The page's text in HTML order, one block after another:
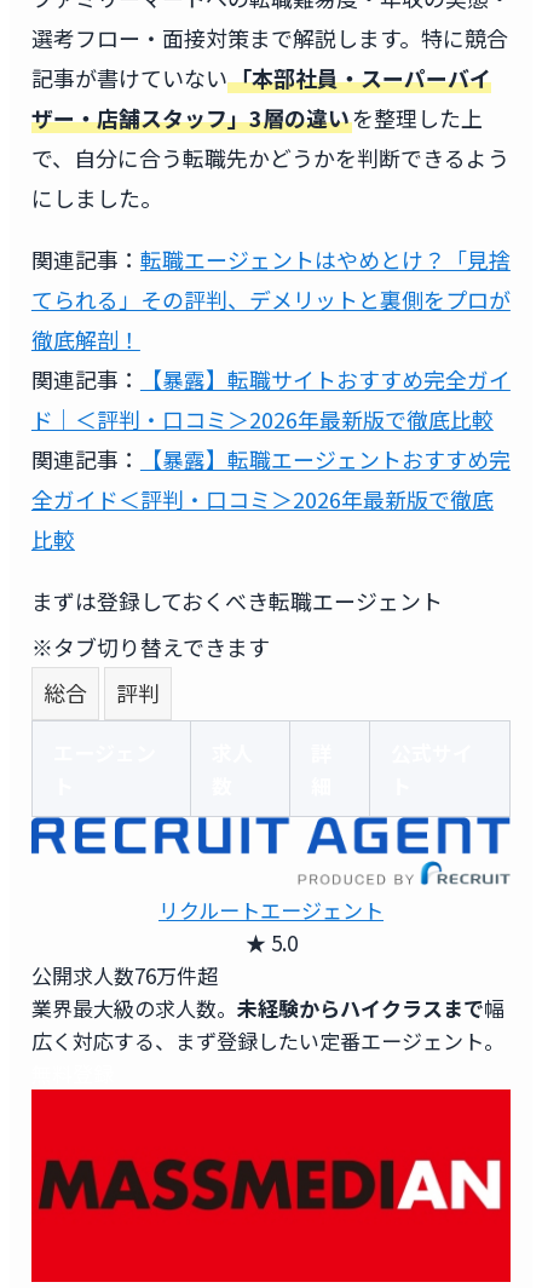
選考フロー・面接対策まで解説します。特に競合
記事が書けていない「本部社員・スーパーバイ
ザー・店舗スタッフ」3層の違いを整理した上
で、自分に合う転職先かどうかを判断できるよう
にしました。
関連記事： 転職エージェントはやめとけ？「見捨
てられる」その評判、デメリットと裏側をプロが
徹底解剖！
関連記事：
【暴露】転職サイトおすすめ完全ガイ
ド｜＜評判・口コミ＞2026年最新版で徹底比較
関連記事：
【暴露】転職エージェントおすすめ完
全ガイド＜評判・口コミ＞2026年最新版で徹底
比較
まずは登録しておくべき転職エージェント
※タブ切り替えできます
総合
評判
リクルートエージェント
★ 5.0
公開求人数76万件超
業界最大級の求人数。 未経験からハイクラスまで幅
広く対応する、まず登録したい定番エージェント。